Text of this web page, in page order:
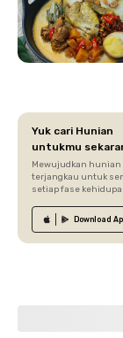
Yuk cari Hunian
untukmu
Mewujudkan
terjangkau untuk
setiap fase
Download